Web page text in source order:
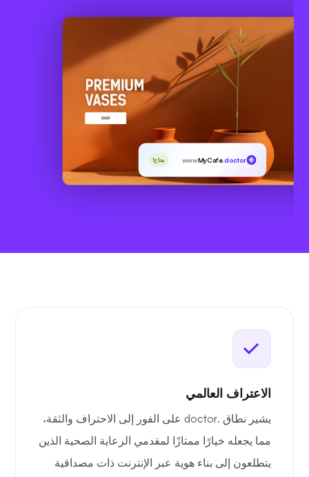
wwwMyCafe.doctor متاح!
الاعتراف العالمي
يشير نطاق .doctor على الفور إلى الاحتراف والثقة،
مما يجعله خيارًا ممتازًا لمقدمي الرعاية الصحية الذين
يتطلعون إلى بناء هوية عبر الإنترنت ذات مصداقية